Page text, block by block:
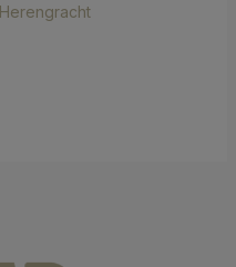
Herengracht